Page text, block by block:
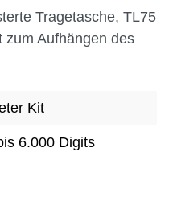
Tragetasche, TL75
zum Aufhängen des
Kit
6.000 Digits